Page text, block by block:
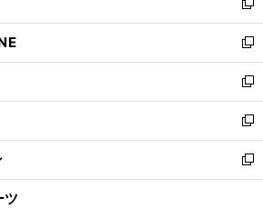
で
開
く
ド
ウ
で
開
く
ィ
ン
ド
ウ
で
開
く
い
ウ
ィ
ン
ド
ウ
で
開
く
新
し
い
ウ
ィ
ン
ド
ウ
で
開
新
し
い
ウ
ィ
ン
ド
ウ
新
し
い
ウ
ィ
ン
新
し
い
ウ
新
し
ツ